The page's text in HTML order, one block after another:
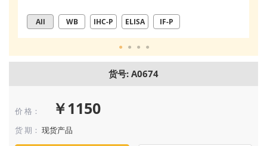
All WB IHC-P ELISA IF-P
货号: A0674
价 格： ￥1150
货 期： 现货产品